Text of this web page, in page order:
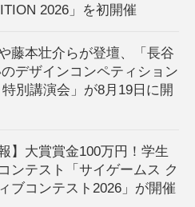
2026」を初開催
藤本壮介らが登壇、「長谷
デザインコンペティション
別講演会」が8月19日に開
】大賞賞金100万円！学生
ンテスト「サイゲームス ク
ブコンテスト2026」が開催